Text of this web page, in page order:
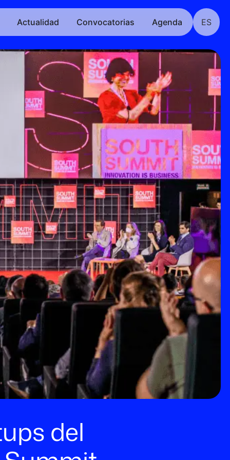
Actualidad Convocatorias Agenda ES
del